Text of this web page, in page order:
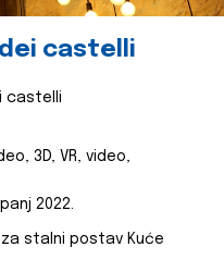
castelli
castelli
3D, VR, video,
2022.
stalni postav Kuće